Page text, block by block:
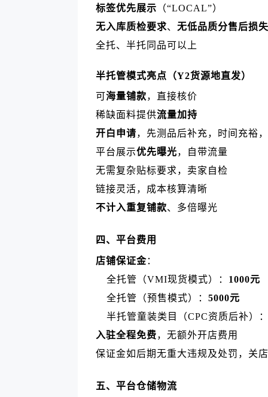
标签优先展示 （“LOCAL”）
无入库质检要求、 无低品质分售后损失
全托、半托同品可以上
半托管模式亮点（Y2货源地直发）
可 海量铺款，直接核价
稀缺面料提供流量加持
开白申请，先测品后补充，时间充裕
平台展示优先曝光，自带流量
无需复杂贴标要求，卖家自检
链接灵活，成本核算清晰
不计入重复铺款、多倍曝光
四、平台费用
店铺保证金：
全托管（VMI现货模式）： 1000元
全托管（预售模式）： 5000元
半托管童装类目（CPC资质后补）
入驻全程免费，无额外开店费用
保证金如后期无重大违规及处罚，关
五、平台仓储物流